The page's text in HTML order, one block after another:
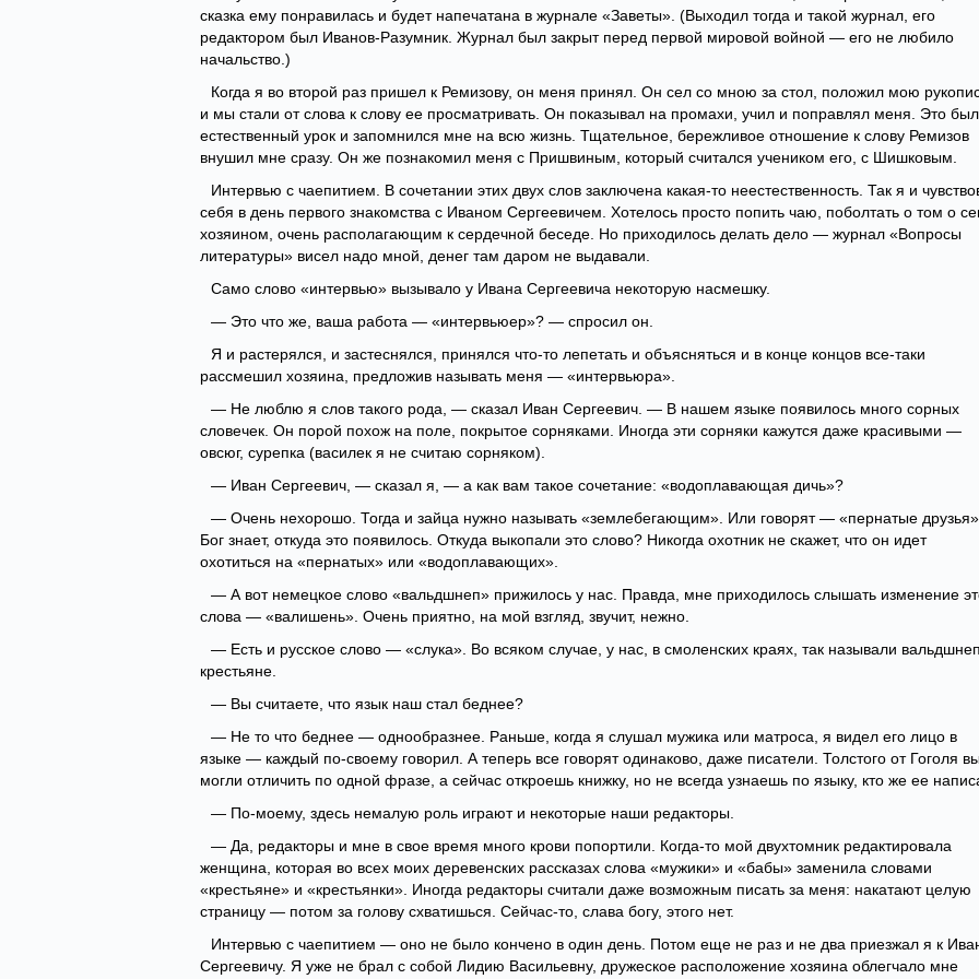
сказка ему понравилась и будет напечатана в журнале «Заветы». (Выходил тогда и такой журнал, его
редактором был Иванов-Разумник. Журнал был закрыт перед первой мировой войной — его не любило
начальство.)
Когда я во второй раз пришел к Ремизову, он меня принял. Он сел со мною за стол, положил мою
и мы стали от слова к слову ее просматривать. Он показывал на промахи, учил и поправлял меня. Это был
естественный урок и запомнился мне на всю жизнь. Тщательное, бережливое отношение к слову Ремизов
внушил мне сразу. Он же познакомил меня с Пришвиным, который считался учеником его, с Шишковым.
Интервью с чаепитием. В сочетании этих двух слов заключена какая-то неестественность. Так я и
себя в день первого знакомства с Иваном Сергеевичем. Хотелось просто попить чаю, поболтать о том о
хозяином, очень располагающим к сердечной беседе. Но приходилось делать дело — журнал «Вопросы
литературы» висел надо мной, денег там даром не выдавали.
Само слово «интервью» вызывало у Ивана Сергеевича некоторую насмешку.
— Это что же, ваша работа — «интервьюер»? — спросил он.
Я и растерялся, и застеснялся, принялся что-то лепетать и объясняться и в конце концов все-таки
рассмешил хозяина, предложив называть меня — «интервьюра».
— Не люблю я слов такого рода, — сказал Иван Сергеевич. — В нашем языке появилось много сорных
словечек. Он порой похож на поле, покрытое сорняками. Иногда эти сорняки кажутся даже красивыми —
овсюг, сурепка (василек я не считаю сорняком).
— Иван Сергеевич, — сказал я, — а как вам такое сочетание: «водоплавающая дичь»?
— Очень нехорошо. Тогда и зайца нужно называть «землебегающим». Или говорят — «пернатые друзья».
Бог знает, откуда это появилось. Откуда выкопали это слово? Никогда охотник не скажет, что он идет
охотиться на «пернатых» или «водоплавающих».
— А вот немецкое слово «вальдшнеп» прижилось у нас. Правда, мне приходилось слышать изменение
слова — «валишень». Очень приятно, на мой взгляд, звучит, нежно.
— Есть и русское слово — «слука». Во всяком случае, у нас, в смоленских краях, так называли
крестьяне.
— Вы считаете, что язык наш стал беднее?
— Не то что беднее — однообразнее. Раньше, когда я слушал мужика или матроса, я видел его лицо в
языке — каждый по-своему говорил. А теперь все говорят одинаково, даже писатели. Толстого от Гоголя
могли отличить по одной фразе, а сейчас откроешь книжку, но не всегда узнаешь по языку, кто же ее
— По-моему, здесь немалую роль играют и некоторые наши редакторы.
— Да, редакторы и мне в свое время много крови попортили. Когда-то мой двухтомник редактировала
женщина, которая во всех моих деревенских рассказах слова «мужики» и «бабы» заменила словами
«крестьяне» и «крестьянки». Иногда редакторы считали даже возможным писать за меня: накатают целую
страницу — потом за голову схватишься. Сейчас-то, слава богу, этого нет.
Интервью с чаепитием — оно не было кончено в один день. Потом еще не раз и не два приезжал я к
Сергеевичу. Я уже не брал с собой Лидию Васильевну, дружеское расположение хозяина облегчало мне